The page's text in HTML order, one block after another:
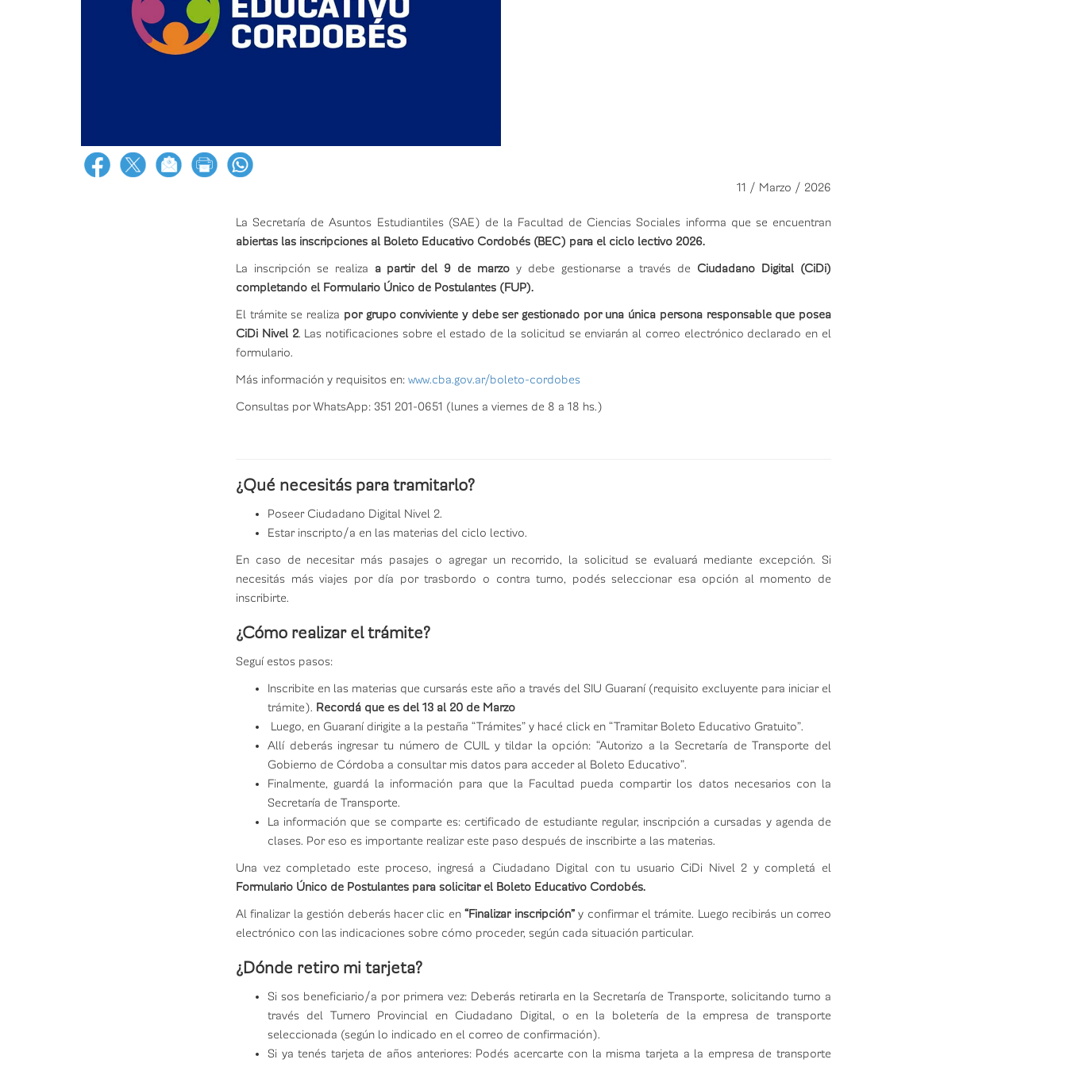
11 / Marzo / 2026
La Secretaría de Asuntos Estudiantiles (SAE) de la Facultad de Ciencias Sociales informa que se encuentran
abiertas las inscripciones al Boleto Educativo Cordobés (BEC) para el ciclo lectivo 2026.
La inscripción se realiza a partir del 9 de marzo y debe gestionarse a través de Ciudadano Digital (CiDi)
completando el Formulario Único de Postulantes (FUP).
El trámite se realiza por grupo conviviente y debe ser gestionado por una única persona responsable que posea
CiDi Nivel 2. Las notificaciones sobre el estado de la solicitud se enviarán al correo electrónico declarado en el
formulario.
Más información y requisitos en: www.cba.gov.ar/boleto-cordobes
Consultas por WhatsApp: 351 201-0651 (lunes a viernes de 8 a 18 hs.)
¿Qué necesitás para tramitarlo?
Poseer Ciudadano Digital Nivel 2.
​Estar inscripto/a en las materias del ciclo lectivo.
En caso de necesitar más pasajes o agregar un recorrido, la solicitud se evaluará mediante excepción. Si
necesitás más viajes por día por trasbordo o contra turno, podés seleccionar esa opción al momento de
inscribirte.
¿Cómo realizar el trámite?
Seguí estos pasos:
Inscribite en las materias que cursarás este año a través del SIU Guaraní (requisito excluyente para iniciar el
trámite). Recordá que es del 13 al 20 de Marzo
Luego, en Guaraní dirigite a la pestaña “Trámites” y hacé click en “Tramitar Boleto Educativo Gratuito”.
Allí deberás ingresar tu número de CUIL y tildar la opción: “Autorizo a la Secretaría de Transporte del
Gobierno de Córdoba a consultar mis datos para acceder al Boleto Educativo”.
Finalmente, guardá la información para que la Facultad pueda compartir los datos necesarios con la
Secretaría de Transporte.
La información que se comparte es: certificado de estudiante regular, inscripción a cursadas y agenda de
clases. Por eso es importante realizar este paso después de inscribirte a las materias.
Una vez completado este proceso, ingresá a Ciudadano Digital con tu usuario CiDi Nivel 2 y completá el
Formulario Único de Postulantes para solicitar el Boleto Educativo Cordobés.
Al finalizar la gestión deberás hacer clic en“Finalizar inscripción”y confirmar el trámite. Luego recibirás un correo
electrónico con las indicaciones sobre cómo proceder, según cada situación particular.
¿Dónde retiro mi tarjeta?
Si sos beneficiario/a por primera vez: Deberás retirarla en la Secretaría de Transporte, solicitando turno a
través del Turnero Provincial en Ciudadano Digital, o en la boletería de la empresa de transporte
seleccionada (según lo indicado en el correo de confirmación).
​Si ya tenés tarjeta de años anteriores: Podés acercarte con la misma tarjeta a la empresa de transporte